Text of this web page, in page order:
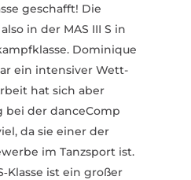
geschafft! Die
in der MAS III S in
Domi­nique
ein inten­siver Wett­
hat sich aber
bei der danceComp
da sie einer der
im Tanz­sport ist.
ist ein großer